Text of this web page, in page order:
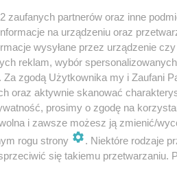
Macrona, zasiadał
ale deklarował
zaufanych partnerów oraz inne
na urządzeniu oraz
wysyłane przez urządzenie
reklam, wybór
Za zgodą Użytkownika my i Zaufani
oraz aktywnie skanować
prosimy o zgodę na
i zawsze możesz ją zmienić/
rogu strony
. Niektóre rodzaje
się takiemu przetwarzaniu.